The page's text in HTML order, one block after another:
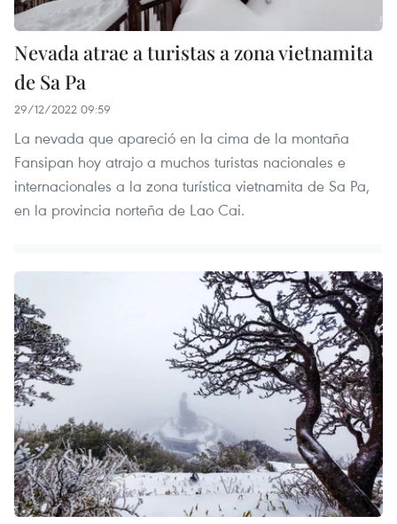
Nevada atrae a turistas a zona vietnamita
de Sa Pa
29/12/2022 09:59
La nevada que apareció en la cima de la montaña
Fansipan hoy atrajo a muchos turistas nacionales e
internacionales a la zona turística vietnamita de Sa Pa,
en la provincia norteña de Lao Cai.